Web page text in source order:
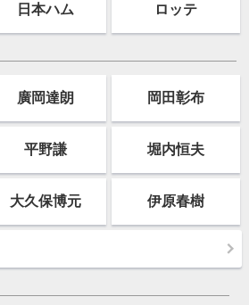
日本ハム ロッテ
廣岡達朗 岡田彰布
平野謙 堀内恒夫
大久保博元 伊原春樹